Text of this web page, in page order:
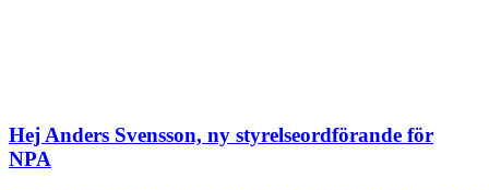
Hej Anders Svensson, ny styrelseordförande för
NPA